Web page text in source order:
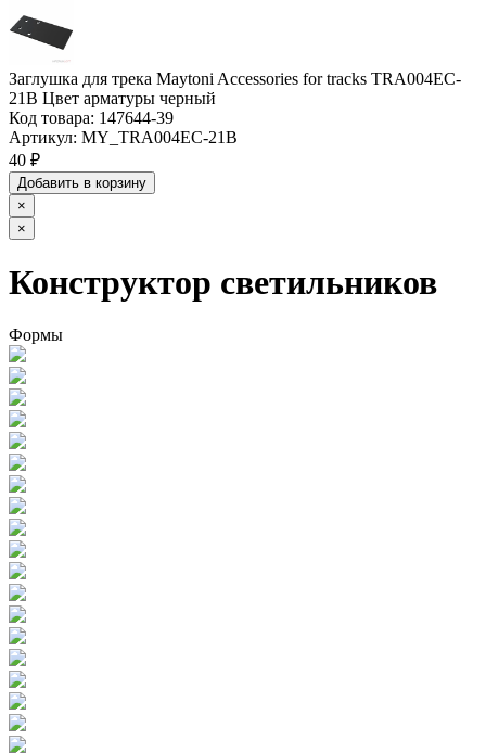
Заглушка для трека Maytoni Accessories for tracks TRA004EC-
21B Цвет арматуры черный
Код товара: 147644-39
Артикул: MY_TRA004EC-21B
40 ₽
Добавить в корзину
×
×
Конструктор светильников
Формы